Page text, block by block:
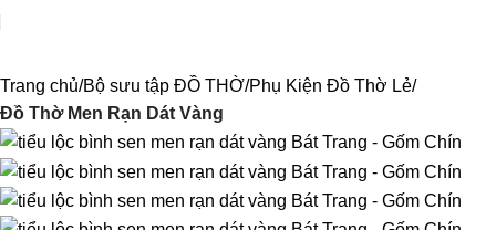
Trang chủ Bộ sưu tập ĐỒ THỜ Phụ Kiện Đồ Thờ Lẻ
Đồ Thờ Men Rạn Dát Vàng